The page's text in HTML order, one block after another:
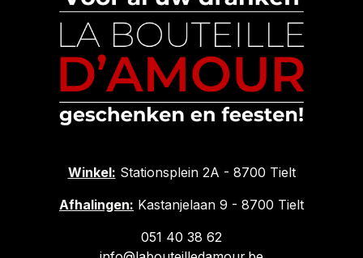
Winkel: Stationsplein 2A - 8700 Tielt
Afhalingen: Kastanjelaan 9 - 8700 Tielt
051 40 38 62